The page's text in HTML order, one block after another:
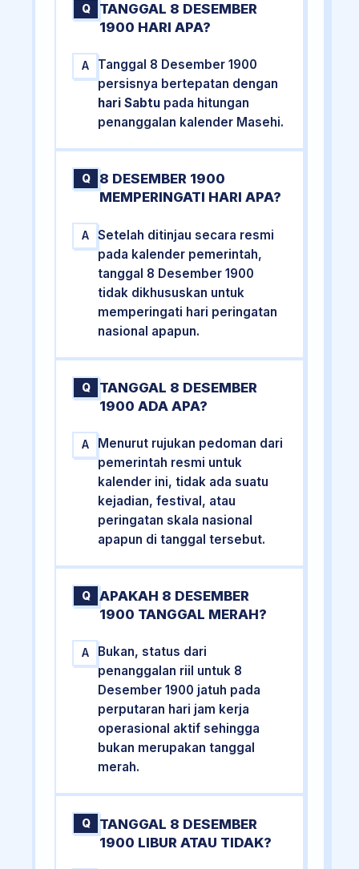
Q
TANGGAL 8 DESEMBER
1900 HARI APA?
A
Tanggal 8 Desember 1900
persisnya bertepatan dengan
hari Sabtu pada hitungan
penanggalan kalender Masehi.
Q
8 DESEMBER 1900
MEMPERINGATI HARI APA?
A
Setelah ditinjau secara resmi
pada kalender pemerintah,
tanggal 8 Desember 1900
tidak dikhususkan untuk
memperingati hari peringatan
nasional apapun.
Q
TANGGAL 8 DESEMBER
1900 ADA APA?
A
Menurut rujukan pedoman dari
pemerintah resmi untuk
kalender ini, tidak ada suatu
kejadian, festival, atau
peringatan skala nasional
apapun di tanggal tersebut.
Q
APAKAH 8 DESEMBER
1900 TANGGAL MERAH?
A
Bukan, status dari
penanggalan riil untuk 8
Desember 1900 jatuh pada
perputaran hari jam kerja
operasional aktif sehingga
bukan merupakan tanggal
merah.
Q
TANGGAL 8 DESEMBER
1900 LIBUR ATAU TIDAK?